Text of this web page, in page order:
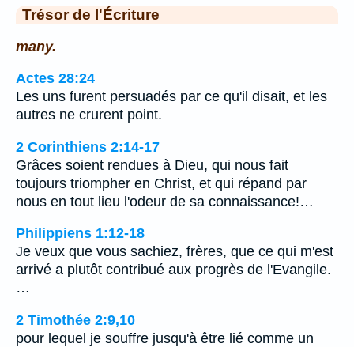
Trésor de l'Écriture
many.
Actes 28:24
Les uns furent persuadés par ce qu'il disait, et les
autres ne crurent point.
2 Corinthiens 2:14-17
Grâces soient rendues à Dieu, qui nous fait
toujours triompher en Christ, et qui répand par
nous en tout lieu l'odeur de sa connaissance!…
Philippiens 1:12-18
Je veux que vous sachiez, frères, que ce qui m'est
arrivé a plutôt contribué aux progrès de l'Evangile.
…
2 Timothée 2:9,10
pour lequel je souffre jusqu'à être lié comme un